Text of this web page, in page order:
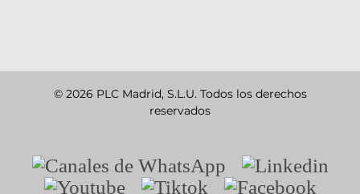
© 2026 PLC Madrid, S.L.U. Todos los derechos
reservados
Canales
de
Linkedin
Youtube
Tiktok Facebook